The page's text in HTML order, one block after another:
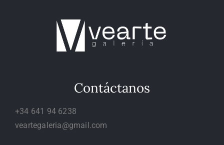
Contáctanos
+34 641 94 6238
veartegaleria@gmail.com